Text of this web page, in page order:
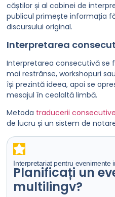
căștilor și al cabinei de
publicul primește informația
discursului original.
Interpretarea
Interpretarea consecutivă se
mai restrânse, workshopuri
își prezintă ideea, apoi se
mesajul în cealaltă limbă.
Metoda traducerii consecutive
de lucru și un sistem de
Interpretariat pentru evenimente
Planificați un
multilingv?